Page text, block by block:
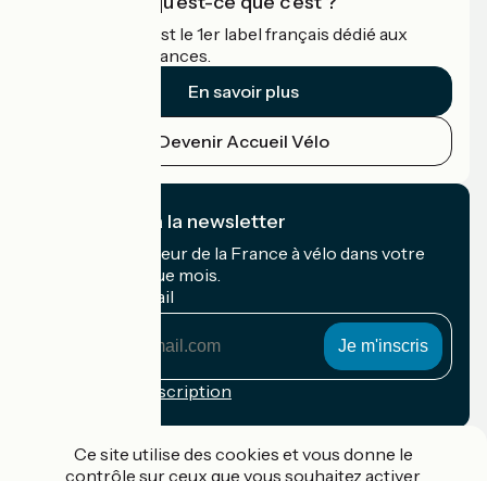
Accueil Vélo c'est le 1er label français dédié aux
cyclistes en vacances.
En savoir plus
Devenir Accueil Vélo
Je m'abonne à la newsletter
Recevez le meilleur de la France à vélo dans votre
boîte mail chaque mois.
Mon adresse mail
Conditions d'inscription
Ce site utilise des cookies et vous donne le
contrôle sur ceux que vous souhaitez activer